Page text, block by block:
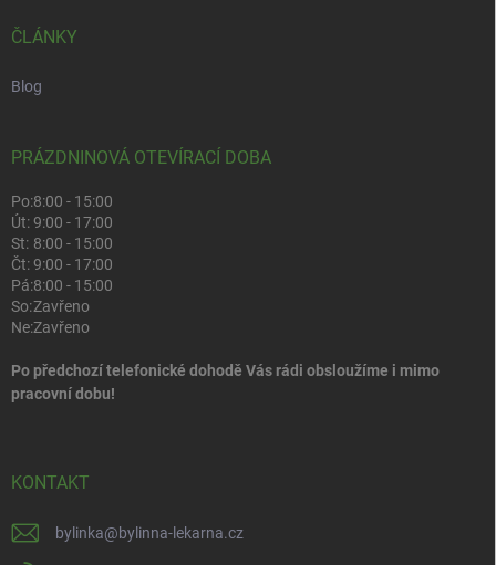
ČLÁNKY
Blog
PRÁZDNINOVÁ OTEVÍRACÍ DOBA
Po:8:00 - 15:00
Út:9:00 - 17:00
St: 8:00 - 15:00
Čt:9:00 - 17:00
Pá:8:00 - 15:00
So:Zavřeno
Ne:Zavřeno
Po předchozí telefonické dohodě Vás rádi obsloužíme i mimo
pracovní dobu!
KONTAKT
bylinka@bylinna-lekarna.cz